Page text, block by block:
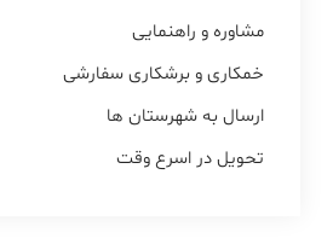
مشاوره و راهنمایی
خمکاری و برشکاری سفارشی
ارسال به شهرستان ها
تحویل در اسرع وقت